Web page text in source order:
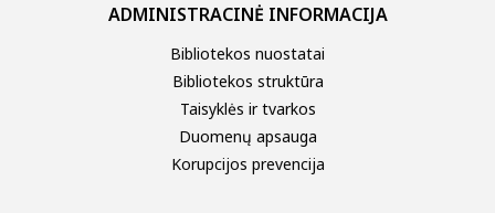
ADMINISTRACINĖ INFORMACIJA
Bibliotekos nuostatai
Bibliotekos struktūra
Taisyklės ir tvarkos
Duomenų apsauga
Korupcijos prevencija